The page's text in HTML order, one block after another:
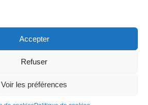
Accepter
Refuser
Voir les préférences
Crédits